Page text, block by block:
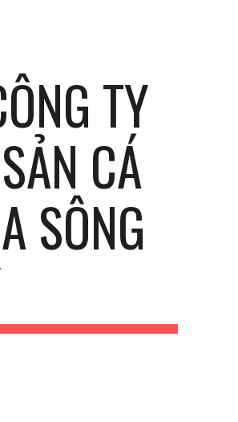
TY
CÁ
SÔNG